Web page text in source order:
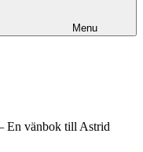
Menu
En vänbok till Astrid